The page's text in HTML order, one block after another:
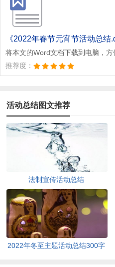
《2022年春节元宵节活动总结
将本文的Word文档下载到电脑，方
推荐度：
活动总结图文推荐
法制宣传活动总结
2022年冬至主题活动总结300字